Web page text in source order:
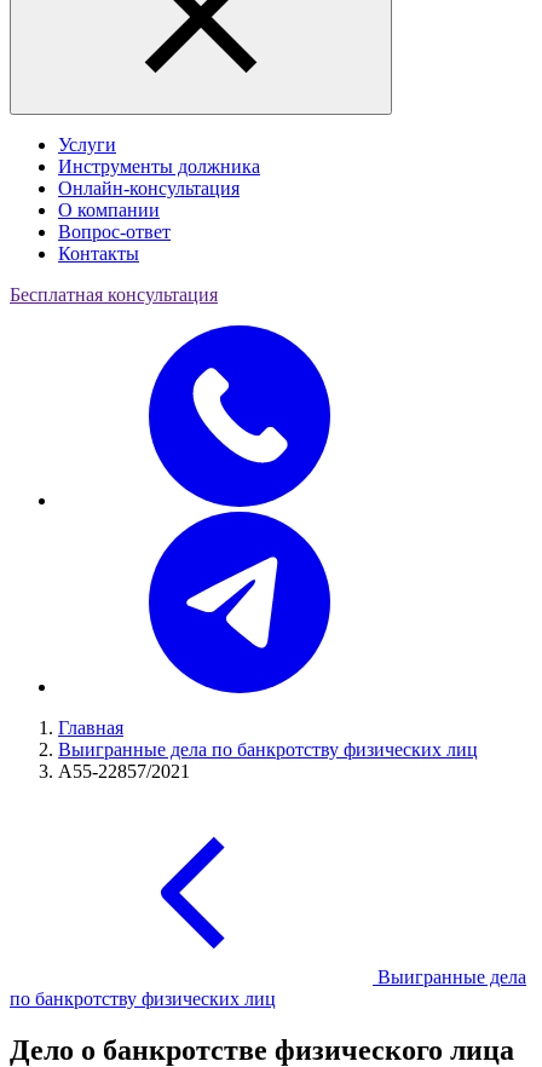
Услуги
Инструменты должника
Онлайн-консультация
О компании
Вопрос-ответ
Контакты
Бесплатная консультация
Главная
Выигранные дела по банкротству физических лиц
А55-22857/2021
Выигранные дела
по банкротству физических лиц
Дело о банкротстве физического лица